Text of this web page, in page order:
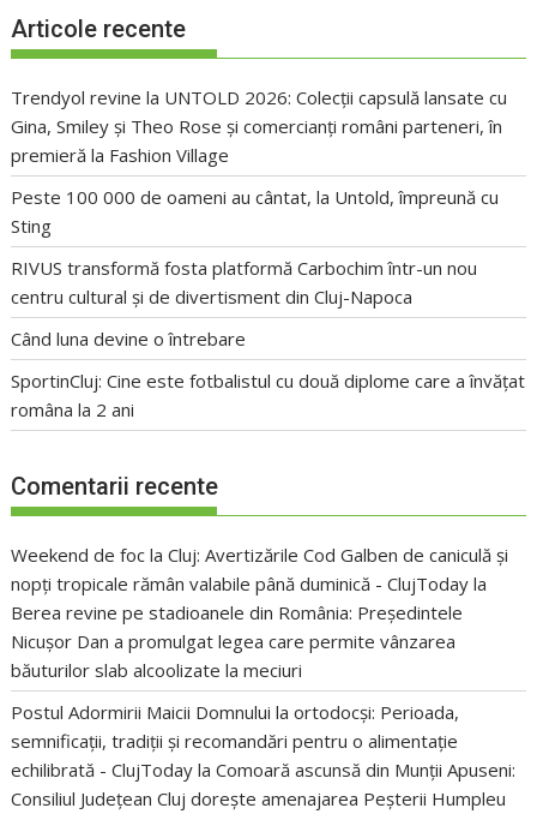
Articole recente
Trendyol revine la UNTOLD 2026: Colecții capsulă lansate cu
Gina, Smiley și Theo Rose și comercianți români parteneri, în
premieră la Fashion Village
Peste 100 000 de oameni au cântat, la Untold, împreună cu
Sting
RIVUS transformă fosta platformă Carbochim într-un nou
centru cultural și de divertisment din Cluj-Napoca
Când luna devine o întrebare
SportinCluj: Cine este fotbalistul cu două diplome care a învățat
româna la 2 ani
Comentarii recente
Weekend de foc la Cluj: Avertizările Cod Galben de caniculă și
nopți tropicale rămân valabile până duminică - ClujToday la
Berea revine pe stadioanele din România: Președintele
Nicușor Dan a promulgat legea care permite vânzarea
băuturilor slab alcoolizate la meciuri
Postul Adormirii Maicii Domnului la ortodocși: Perioada,
semnificații, tradiții și recomandări pentru o alimentație
echilibrată - ClujToday laComoară ascunsă din Munții Apuseni:
Consiliul Județean Cluj dorește amenajarea Peșterii Humpleu